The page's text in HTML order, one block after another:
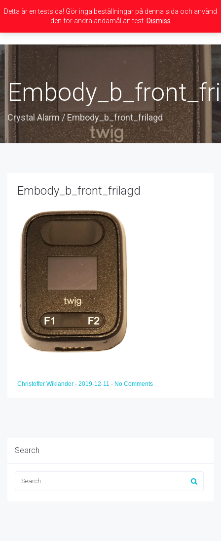
navigation
Crystal Alarm/ Embody_b_front_frilagd
Embody_b_front_frilagd
Christoffer Wiklander - 2019-12-11 - No Comments
Search
Detta är en testsida! Gör inga beställningar på denna sida och använd
den för andra ändamål än test. Dismiss